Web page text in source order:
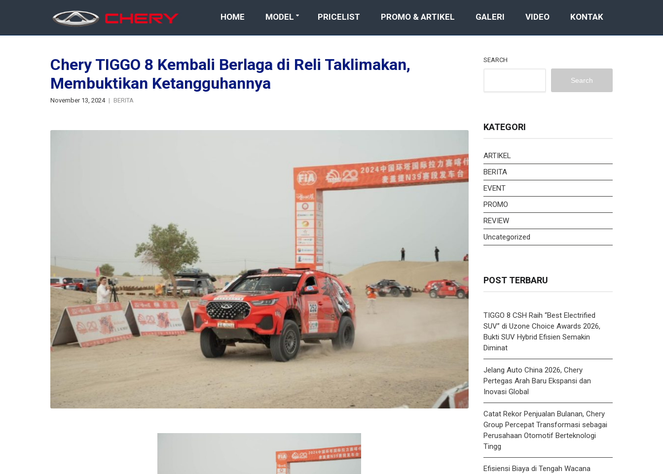
HOME MODEL PRICELIST PROMO & ARTIKEL GALERI VIDEO KONTAK
Chery TIGGO 8 Kembali Berlaga di Reli Taklimakan,
Membuktikan Ketangguhannya
November 13, 2024 BERITA
SEARCH
Search
KATEGORI
ARTIKEL
BERITA
EVENT
PROMO
REVIEW
Uncategorized
POST TERBARU
TIGGO 8 CSH Raih “Best Electrified
SUV” di Uzone Choice Awards 2026,
Bukti SUV Hybrid Efisien Semakin
Diminat
Jelang Auto China 2026, Chery
Pertegas Arah Baru Ekspansi dan
Inovasi Global
Catat Rekor Penjualan Bulanan, Chery
Group Percepat Transformasi sebagai
Perusahaan Otomotif Berteknologi
Tingg
Efisiensi Biaya di Tengah Wacana